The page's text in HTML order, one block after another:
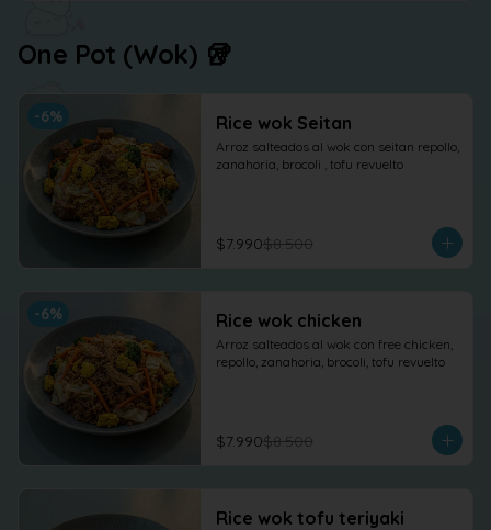
One Pot (Wok) 🥡
-6% Rice wok Seitan
Arroz salteados al wok con seitan repollo,
zanahoria, brocoli , tofu revuelto
$7.990$8.500
-6% Rice wok chicken
Arroz salteados al wok con free chicken,
repollo, zanahoria, brocoli, tofu revuelto
$7.990$8.500
Rice wok tofu teriyaki